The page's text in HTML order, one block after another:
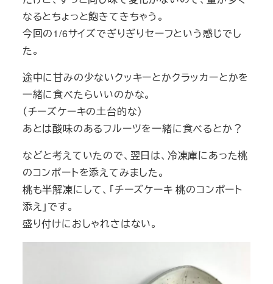
なるとちょっと飽きてきちゃう。
今回の1/6サイズでぎりぎりセーフという感じでし
た。
途中に甘みの少ないクッキーとかクラッカーとかを
一緒に食べたらいいのかな。
（チーズケーキの土台的な）
あとは酸味のあるフルーツを一緒に食べるとか？
などと考えていたので、翌日は、冷凍庫にあった桃
のコンポートを添えてみました。
桃も半解凍にして、「チーズケーキ 桃のコンポート
添え」です。
盛り付けにおしゃれさはない。